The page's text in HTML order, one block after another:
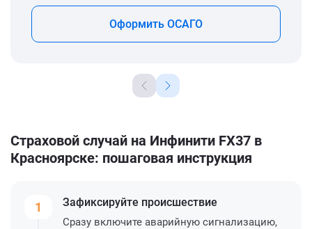
Оформить ОСАГО
Страховой случай на Инфинити FX37 в
Красноярске: пошаговая инструкция
1 Зафиксируйте происшествие
Сразу включите аварийную сигнализацию,